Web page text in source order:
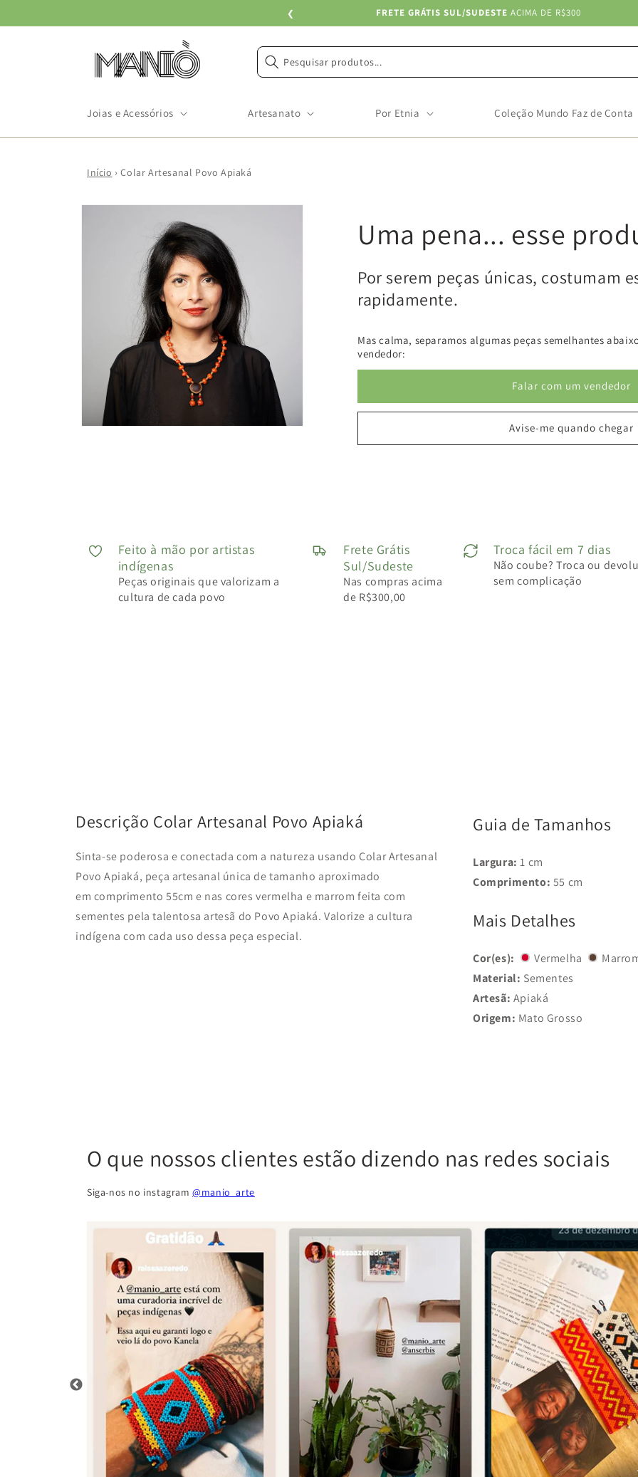
conteúdo
❮ FRETE GRÁTIS SUL/SUDESTE ACIMA DE R$300
Joias e Acessórios Artesanato Por Etnia Coleção Mundo Faz de Conta
Pesquisar produtos...
Início › Colar Artesanal Povo Apiaká
do produto
Uma pena... esse
Por serem peças únicas, costumam
rapidamente.
Mas calma, separamos algumas peças semelhantes
vendedor:
Falar com um vendedor
Avise-me quando chegar
Feito à mão por artistas
indígenas
Peças originais que valorizam a
cultura de cada povo
Frete Grátis
Sul/Sudeste
Nas compras acima
de R$300,00
Troca fácil em 7 dias
Não coube? Troca ou
sem complicação
Descrição Colar Artesanal Povo Apiaká
Sinta-se poderosa e conectada com a natureza usando Colar Artesanal
Povo Apiaká, peça artesanal única de tamanho aproximado
em comprimento 55cme nas cores vermelha e marrom feita com
sementes pela talentosa artesã do Povo Apiaká. Valorize a cultura
indígena com cada uso dessa peça especial.
Guia de Tamanhos
Largura: 1 cm
Comprimento: 55 cm
Mais Detalhes
Cor(es): Vermelha
Material: Sementes
Artesã: Apiaká
Origem: Mato Grosso
O que nossos clientes estão dizendo nas redes sociais
Siga-nos no instagram@manio_arte